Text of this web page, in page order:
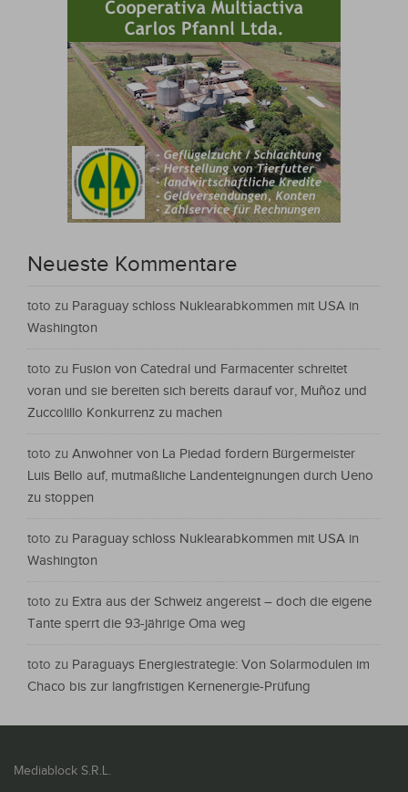
Neueste Kommentare
toto zu Paraguay schloss Nuklearabkommen mit USA in
Washington
toto zu Fusion von Catedral und Farmacenter schreitet
voran und sie bereiten sich bereits darauf vor, Muñoz und
Zuccolillo Konkurrenz zu machen
toto zu Anwohner von La Piedad fordern Bürgermeister
Luis Bello auf, mutmaßliche Landenteignungen durch Ueno
zu stoppen
toto zu Paraguay schloss Nuklearabkommen mit USA in
Washington
toto zu Extra aus der Schweiz angereist – doch die eigene
Tante sperrt die 93-jährige Oma weg
toto zu Paraguays Energiestrategie: Von Solarmodulen im
Chaco bis zur langfristigen Kernenergie-Prüfung
Mediablock S.R.L.